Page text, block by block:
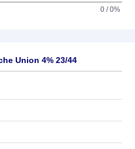
0 / 0%
Union 4% 23/44